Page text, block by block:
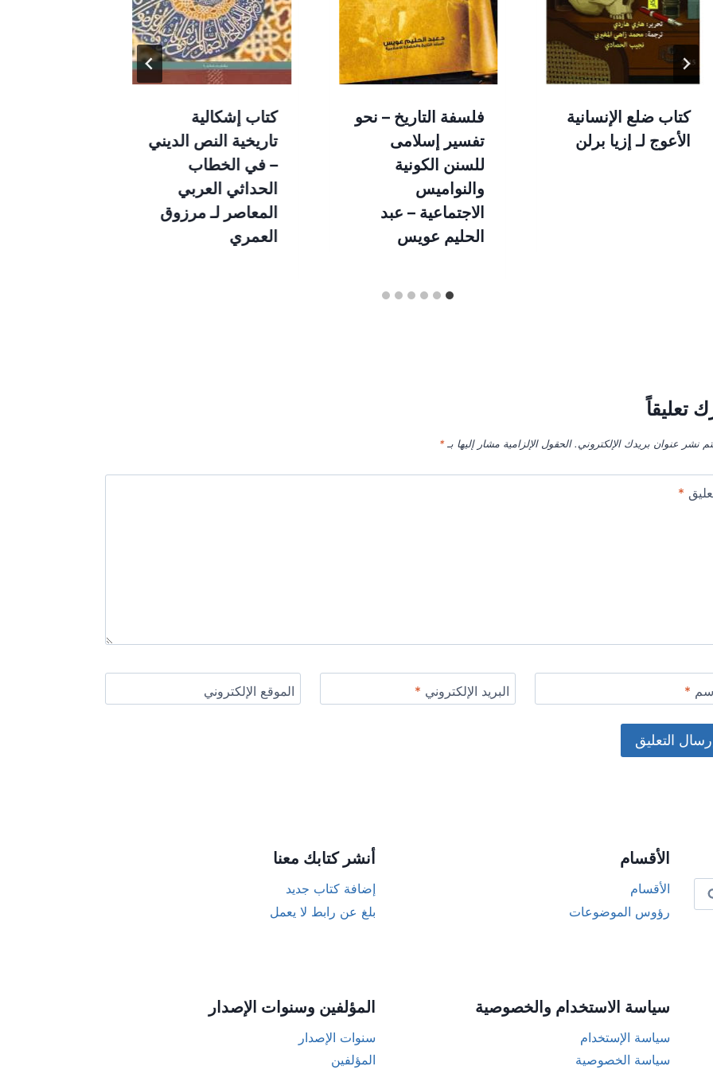
كتاب ضلع الإنسانية
الأعوج لـ إزيا برلن
فلسفة التاريخ – نحو
تفسير إسلامى
للسنن الكونية
والنواميس
الاجتماعية – عبد
الحليم عويس
كتاب إشكالية
تاريخية النص الديني
– في الخطاب
الحداثي العربي
المعاصر لـ مرزوق
العمري
تعليقاً
نشر عنوان بريدك الإلكتروني. الحقول الإلزامية مشار إليها بـ*
*
* البريد الإلكتروني * الموقع الإلكتروني
الأقسام
الأقسام
رؤوس الموضوعات
أنشر كتابك معنا
إضافة كتاب جديد
بلغ عن رابط لا يعمل
سياسة الاستخدام والخصوصية
سياسة الإستخدام
سياسة الخصوصية
المؤلفين وسنوات الإصدار
سنوات الإصدار
المؤلفين